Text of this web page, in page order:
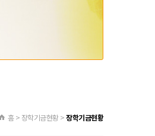
홈 > 장학기금현황 >장학기금현황